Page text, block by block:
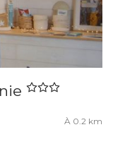
À 0.2 km